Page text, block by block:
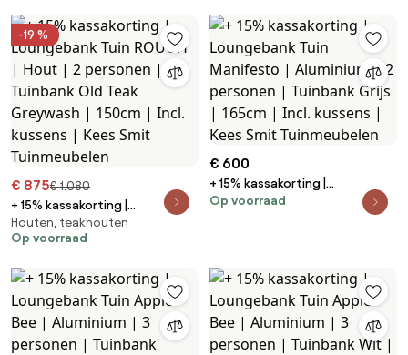
kussens | Kees Smit
Tuinmeubelen
203cm | Incl. kussens | Kees Smit
Tuinmeubelen
-19 %
€ 875€ 1.080
+ 15% kassakorting |
Loungebank Tuin ROUGH | Hout |
2 personen | Tuinbank Old Teak
| Kees Smit Tuinmeubelen
Houten, teakhouten
Op voorraad
€ 600
+ 15% kassakorting |
Loungebank Tuin Manifesto |
Tuinmeubelen
Op voorraad